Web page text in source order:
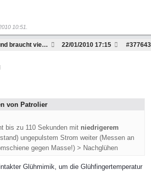
10:51
Re: Y 60 läuft Unrund und braucht viel Sprit #377643
22/01/2010 17:15
von Patrolier
bis zu 110 Sekunden mit niedrigerem
ungepulstem Strom weiter (Messen an
gegen Masse!) > Nachglühen
Glühmimik, um die Glühfingertemperatur